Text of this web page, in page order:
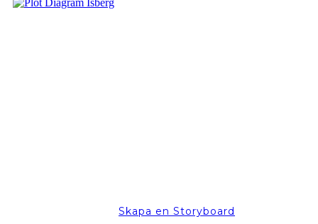
Skapa en Storyboard